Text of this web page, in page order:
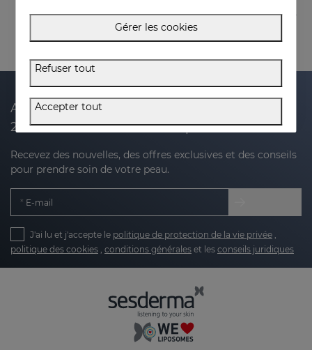
Abonnez-vous à notre newsletter et recevez
20 % de réduction sur votre prochain achat
Recevez des nouvelles, des offres exclusives et des conseils
pour prendre soin de votre peau.
E-mail
J'ai lu et j'accepte le politique de protection de la vie privée ,
politique des cookies , conditions générales et les conseils juridiques
Gérer les cookies
Refuser tout
Accepter tout